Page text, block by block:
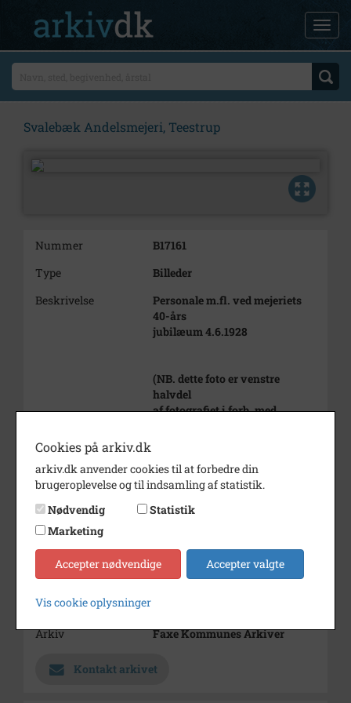
Svalebæk Andelsmejeri, Teestrup
Nummer
B17161
Type
Billeder
Beskrivelse
Personale m.fl. ved mejeriets
40-års
jubilæum 4.6.1928
(NB. dette foto er venstre
halvdel
af fotografiet i forb. med
Årstal
1928
Dateringsnote
Fotograf
Se på kort
Type
Sogn (1000-2050)
Enhed
Arkiv
Faxe Kommunes Arkiver
Kontakt arkivet
Cookies på arkiv.dk
arkiv.dk anvender cookies til at forbedre din
brugeroplevelse og til indsamling af statistik.
Nødvendig
Statistik
Marketing
Accepter nødvendige Accepter valgte
Vis cookie oplysninger